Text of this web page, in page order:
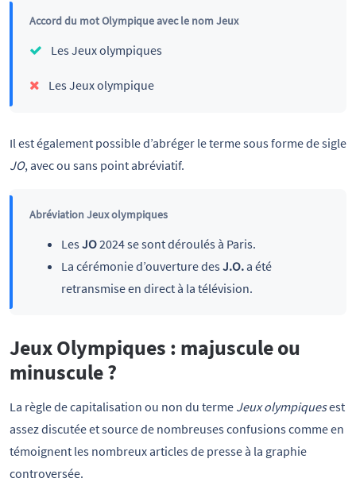
Accord du mot Olympique avec le nom Jeux
Les Jeux olympiques
Les Jeux olympique
Il est également possible d’abréger le terme sous forme de sigle
JO, avec ou sans point abréviatif.
Abréviation Jeux olympiques
Les JO2024 se sont déroulés à Paris.
La cérémonie d’ouverture des J.O.a été
retransmise en direct à la télévision.
Jeux Olympiques : majuscule ou
minuscule ?
La règle de capitalisation ou non du terme Jeux olympiquesest
assez discutée et source de nombreuses confusions comme en
témoignent les nombreux articles de presse à la graphie
controversée.